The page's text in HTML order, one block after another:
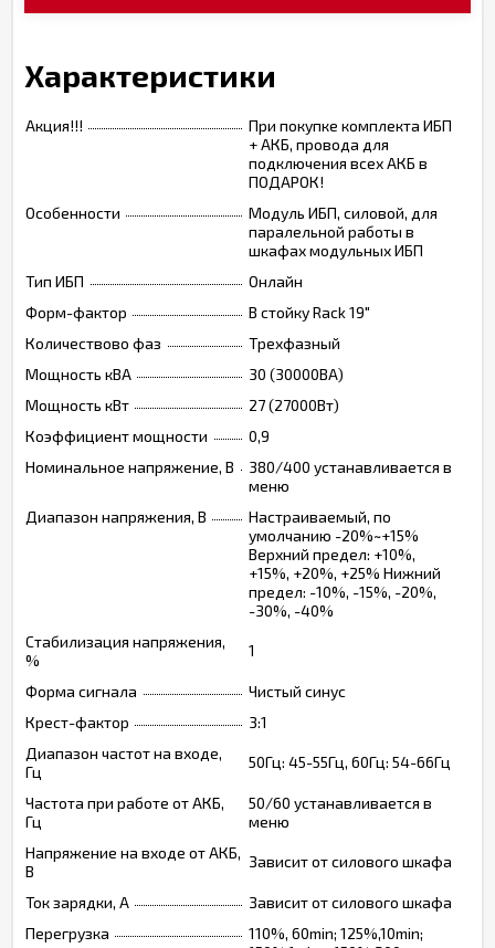
Характеристики
Акция!!!
При покупке комплекта ИБП
+ АКБ, провода для
подключения всех АКБ в
ПОДАРОК!
Особенности
Модуль ИБП, силовой, для
паралельной работы в
шкафах модульных ИБП
Тип ИБП
Онлайн
Форм-фактор
В стойку Rack 19"
Количествово фаз
Трехфазный
Мощность кВА
30 (30000ВА)
Мощность кВт
27 (27000Вт)
Коэффициент мощности
0,9
Номинальное напряжение, В
380/400 устанавливается в
меню
Диапазон напряжения, В
Настраиваемый, по
умолчанию -20%~+15%
Верхний предел: +10%,
+15%, +20%, +25% Нижний
предел: -10%, -15%, -20%,
-30%, -40%
Стабилизация напряжения,
%
1
Форма сигнала
Чистый синус
Крест-фактор
3:1
Диапазон частот на входе,
Гц
50Гц: 45-55Гц, 60Гц: 54-66Гц
Частота при работе от АКБ,
Гц
50/60 устанавливается в
меню
Напряжение на входе от АКБ,
В
Зависит от силового шкафа
Ток зарядки, А
Зависит от силового шкафа
Перегрузка
110%, 60min; 125%,10min;